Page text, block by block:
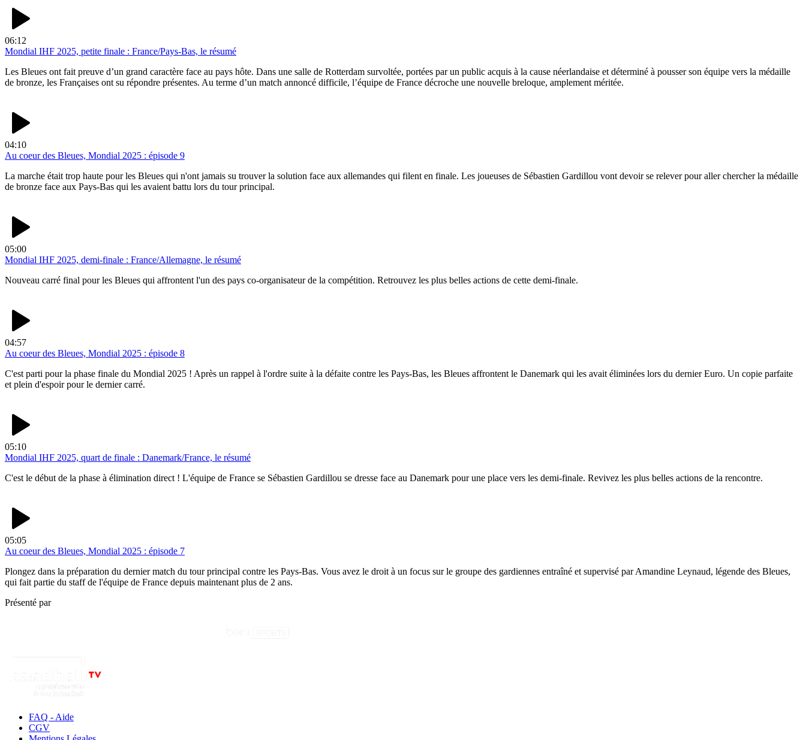
06:12
Mondial IHF 2025, petite finale : France/Pays-Bas, le résumé
Les Bleues ont fait preuve d’un grand caractère face au pays hôte. Dans une salle de Rotterdam survoltée, portées par un public acquis à la cause néerlandaise et déterminé à pousser son équipe vers la médaille
de bronze, les Françaises ont su répondre présentes. Au terme d’un match annoncé difficile, l’équipe de France décroche une nouvelle breloque, amplement méritée.
04:10
Au coeur des Bleues, Mondial 2025 : épisode 9
La marche était trop haute pour les Bleues qui n'ont jamais su trouver la solution face aux allemandes qui filent en finale. Les joueuses de Sébastien Gardillou vont devoir se relever pour aller chercher la médaille
de bronze face aux Pays-Bas qui les avaient battu lors du tour principal.
05:00
Mondial IHF 2025, demi-finale : France/Allemagne, le résumé
Nouveau carré final pour les Bleues qui affrontent l'un des pays co-organisateur de la compétition. Retrouvez les plus belles actions de cette demi-finale.
04:57
Au coeur des Bleues, Mondial 2025 : épisode 8
C'est parti pour la phase finale du Mondial 2025 ! Après un rappel à l'ordre suite à la défaite contre les Pays-Bas, les Bleues affrontent le Danemark qui les avait éliminées lors du dernier Euro. Un copie parfaite
et plein d'espoir pour le dernier carré.
05:10
Mondial IHF 2025, quart de finale : Danemark/France, le résumé
C'est le début de la phase à élimination direct ! L'équipe de France se Sébastien Gardillou se dresse face au Danemark pour une place vers les demi-finale. Revivez les plus belles actions de la rencontre.
05:05
Au coeur des Bleues, Mondial 2025 : épisode 7
Plongez dans la préparation du dernier match du tour principal contre les Pays-Bas. Vous avez le droit à un focus sur le groupe des gardiennes entraîné et supervisé par Amandine Leynaud, légende des Bleues,
qui fait partie du staff de l'équipe de France depuis maintenant plus de 2 ans.
Présenté par
FAQ - Aide
CGV